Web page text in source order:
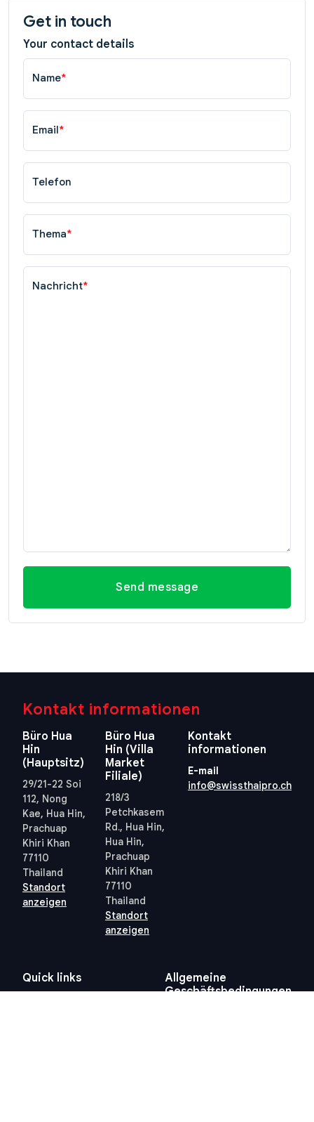
Get in touch
Your contact details
Name*
Email*
Telefon
Thema*
Nachricht*
Send message
Kontakt informationen
Büro Hua
Hin
(Hauptsitz)
29/21-22 Soi
112, Nong
Kae, Hua Hin,
Prachuap
Khiri Khan
77110
Thailand
Standort
anzeigen
Büro Hua
Hin (Villa
Market
Filiale)
218/3
Petchkasem
Rd., Hua Hin,
Hua Hin,
Prachuap
Khiri Khan
77110
Thailand
Standort
anzeigen
Kontakt
informationen
E-mail
info@swissthaipro.ch
Quick links
Allgemeine
Geschäftsbedingungen